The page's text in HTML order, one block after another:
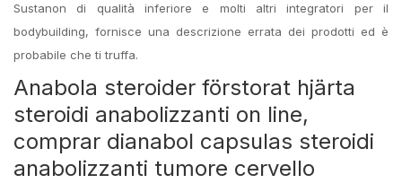
Sustanon di qualità inferiore e molti altri integratori per il
bodybuilding, fornisce una descrizione errata dei prodotti ed è
probabile che ti truffa.
Anabola steroider förstorat hjärta
steroidi anabolizzanti on line,
comprar dianabol capsulas steroidi
anabolizzanti tumore cervello